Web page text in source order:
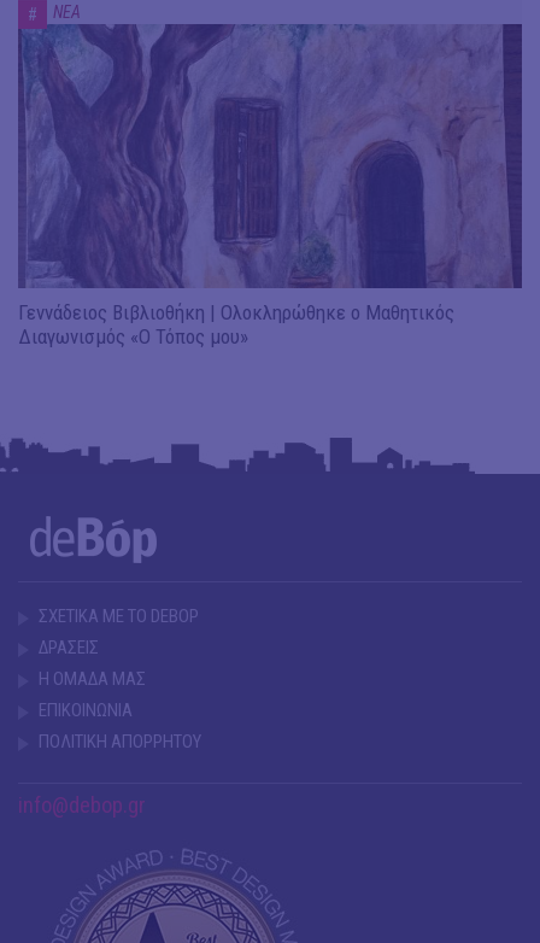
# ΝΕΑ
Γεννάδειος Βιβλιοθήκη | Ολοκληρώθηκε ο Μαθητικός
Διαγωνισμός «Ο Τόπος μου»
ΣΧΕΤΙΚΑ ΜΕ ΤΟ DEBOP
ΔΡΑΣΕΙΣ
Η ΟΜΑΔΑ ΜΑΣ
ΕΠΙΚΟΙΝΩΝΙΑ
ΠΟΛΙΤΙΚΗ ΑΠΟΡΡΗΤΟΥ
info@debop.gr